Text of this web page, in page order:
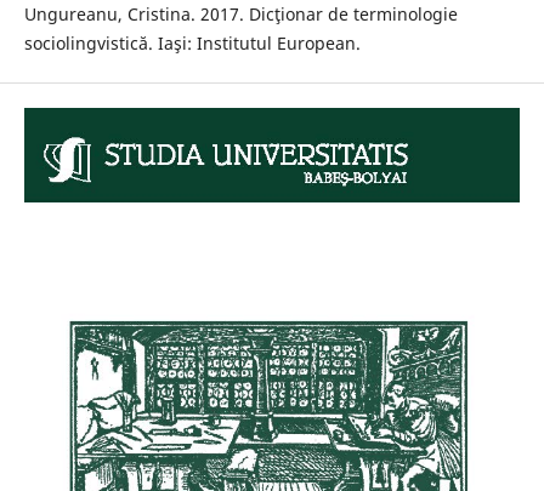
Ungureanu, Cristina. 2017. Dicţionar de terminologie
sociolingvistică. Iaşi: Institutul European.